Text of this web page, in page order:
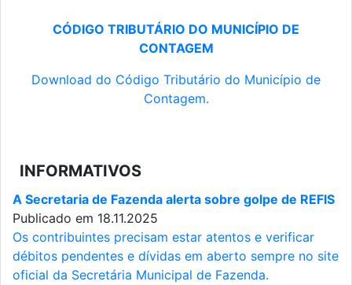
CÓDIGO TRIBUTÁRIO DO MUNICÍPIO DE
CONTAGEM
Download do Código Tributário do Município de
Contagem.
INFORMATIVOS
A Secretaria de Fazenda alerta sobre golpe de REFIS
Publicado em 18.11.2025
Os contribuintes precisam estar atentos e verificar
débitos pendentes e dívidas em aberto sempre no site
oficial da Secretária Municipal de Fazenda.